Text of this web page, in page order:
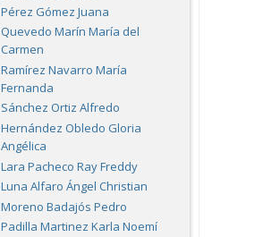
Pérez Gómez Juana
Quevedo Marín María del
Carmen
Ramírez Navarro María
Fernanda
Sánchez Ortiz Alfredo
Hernández Obledo Gloria
Angélica
Lara Pacheco Ray Freddy
Luna Alfaro Ángel Christian
Moreno Badajós Pedro
Padilla Martinez Karla Noemí